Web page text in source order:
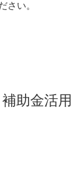
さい。
助金活用